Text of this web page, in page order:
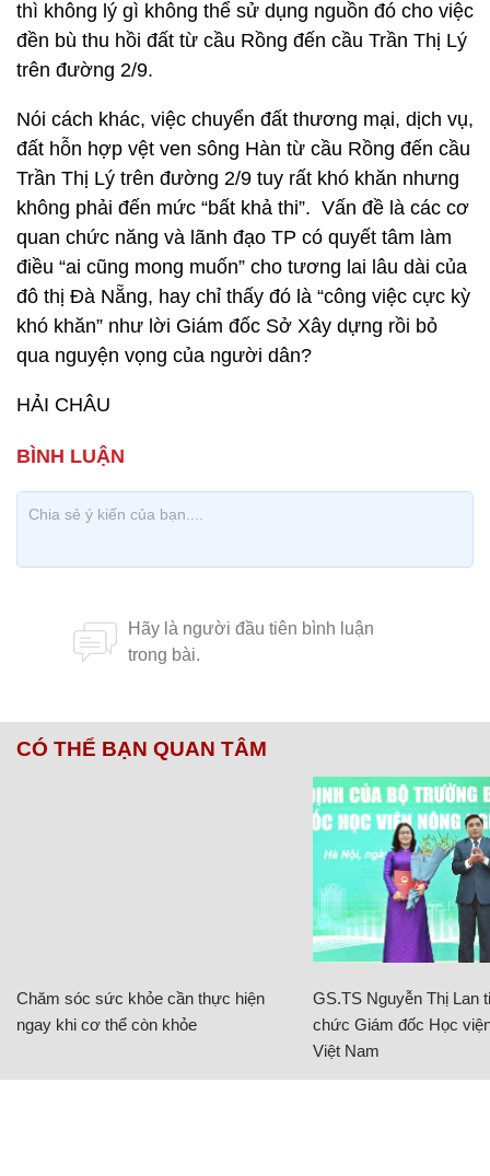
thì không lý gì không thể sử dụng nguồn đó cho việc
đền bù thu hồi đất từ cầu Rồng đến cầu Trần Thị Lý
trên đường 2/9.
Nói cách khác, việc chuyển đất thương mại, dịch vụ,
đất hỗn hợp vệt ven sông Hàn từ cầu Rồng đến cầu
Trần Thị Lý trên đường 2/9 tuy rất khó khăn nhưng
không phải đến mức “bất khả thi”. Vấn đề là các cơ
quan chức năng và lãnh đạo TP có quyết tâm làm
điều “ai cũng mong muốn” cho tương lai lâu dài của
đô thị Đà Nẵng, hay chỉ thấy đó là “công việc cực kỳ
khó khăn” như lời Giám đốc Sở Xây dựng rồi bỏ
qua nguyện vọng của người dân?
HẢI CHÂU
CÓ THỂ BẠN QUAN TÂM
Chăm sóc sức khỏe cần thực hiện
ngay khi cơ thể còn khỏe
GS.TS Nguyễn Thị Lan
chức Giám đốc Học
Việt Nam